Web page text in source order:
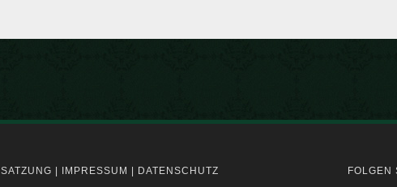
SATZUNG IMPRESSUM DATENSCHUTZ FOLGEN